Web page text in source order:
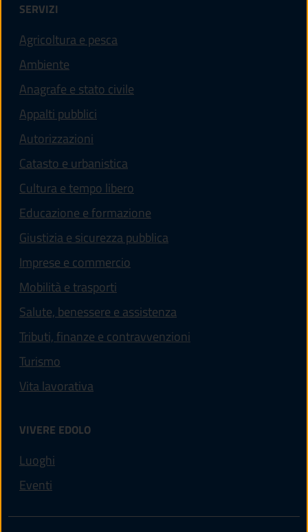
SERVIZI
Agricoltura e pesca
Ambiente
Anagrafe e stato civile
Appalti pubblici
Autorizzazioni
Catasto e urbanistica
Cultura e tempo libero
Educazione e formazione
Giustizia e sicurezza pubblica
Imprese e commercio
Mobilità e trasporti
Salute, benessere e assistenza
Tributi, finanze e contravvenzioni
Turismo
Vita lavorativa
VIVERE EDOLO
Luoghi
Eventi